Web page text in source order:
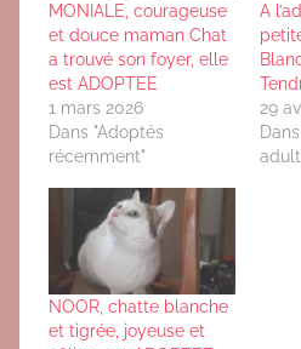
MONIALE, courageuse
et douce maman Chat
a trouvé son foyer, elle
est ADOPTEE
1 mars 2026
Dans "Adoptés
récemment"
A
29
NOOR, chatte blanche
et tigrée, joyeuse et